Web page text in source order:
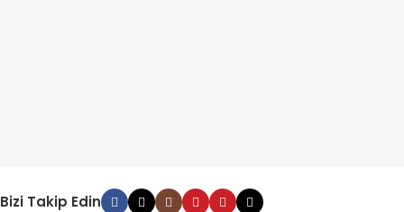
Bizi Takip Edin